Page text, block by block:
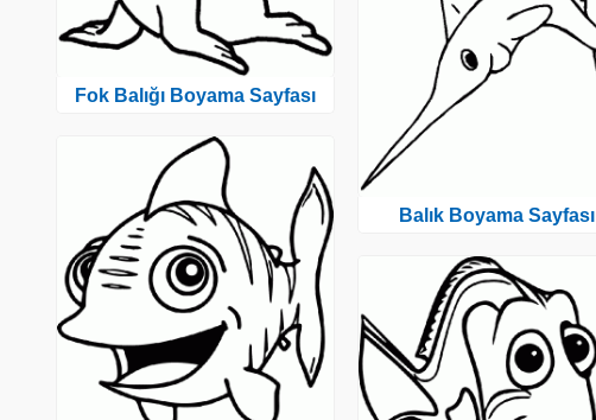
Fok Balığı Boyama Sayfası
Balık Boyama Sayfası